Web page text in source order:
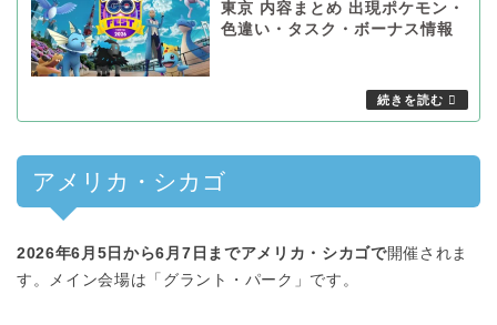
東京 内容まとめ 出現ポケモン・
色違い・タスク・ボーナス情報
アメリカ・シカゴ
2026年6月5日から6月7日までアメリカ・シカゴで開催されま
す。メイン会場は「グラント・パーク」です。